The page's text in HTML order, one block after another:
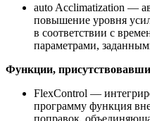
auto Acclimatization —
повышение уровня
в соответствии с
параметрами,
Функции,
FlexControl —
программу функция
поправок,